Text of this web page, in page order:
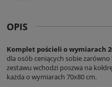
OPIS
Komplet pościeli o wymiarach
dla osób ceniących sobie
zestawu wchodzi poszwa na
każda o wymiarach 70x80 cm.